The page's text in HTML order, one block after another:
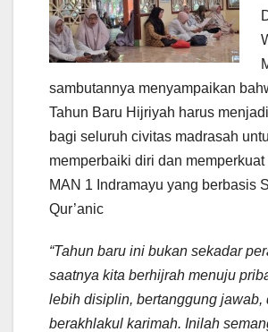
sambutannya menyampaikan
Tahun Baru Hijriyah harus
bagi seluruh civitas madrasah
memperbaiki diri dan memperkuat
MAN 1 Indramayu yang berbasis
Qur’anic
“Tahun baru ini bukan sekadar
saatnya kita berhijrah menuju
lebih disiplin, bertanggung jawab,
berakhlakul karimah. Inilah